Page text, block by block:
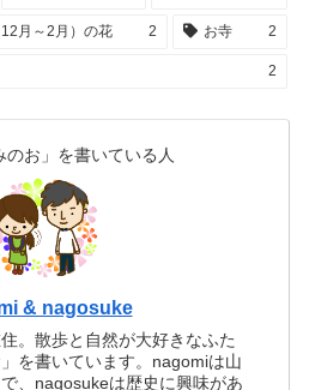
月～2月）の花 2 お寺 2
2
のお」を書いている人
& nagosuke
。散歩と自然が大好きなふた
を書いています。nagomiは山
、nagosukeは歴史に興味があ